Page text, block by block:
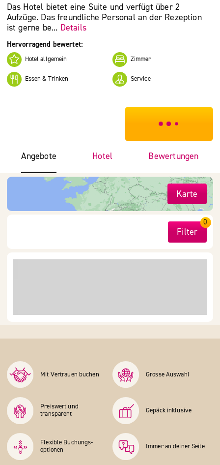
Das Hotel bietet eine Suite und verfügt über 2
Aufzüge. Das freundliche Personal an der Rezeption
ist gerne be... Details
Hervorragend bewertet:
Hotel allgemein Zimmer
Essen & Trinken Service
***************
Angebote Hotel Bewertungen
Karte
Filter
0
Mit Vertrauen buchen Grosse Auswahl
Preiswert und
transparent
Gepäck inklusive
Flexible Buchungs­
optionen
Immer an deiner Seite